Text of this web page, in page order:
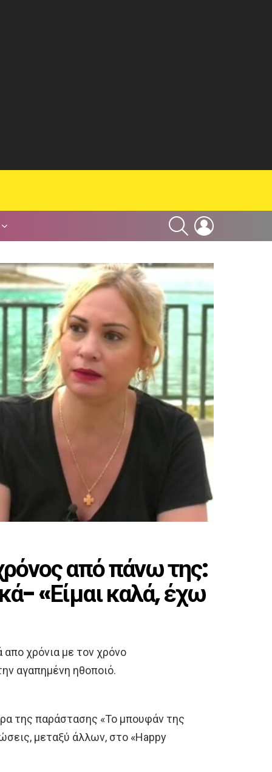
SEARCH
από πάνω της:
«Είμαι καλά, έχω
χρόνια με τον χρόνο
αγαπημένη ηθοποιό.
της παράστασης «Το μπουφάν της
μεταξύ άλλων, στο «Happy